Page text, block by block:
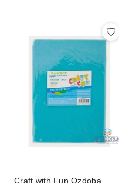
Craft with Fun Ozdoba